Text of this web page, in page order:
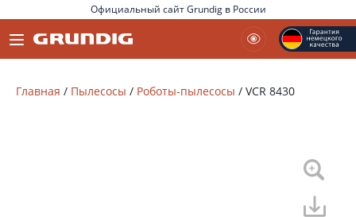
Официальный сайт Grundig в России
Главная / Пылесосы / Роботы-пылесосы / VCR 8430